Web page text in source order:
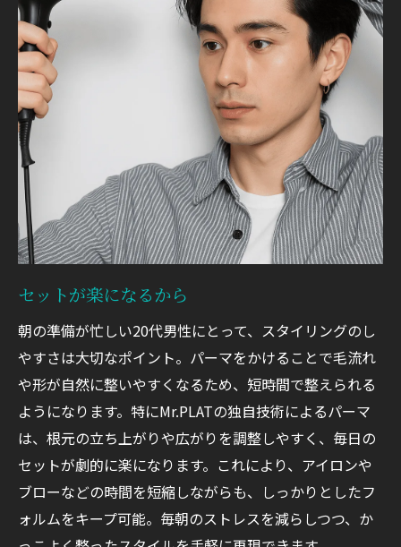
セットが楽になるから
朝の準備が忙しい20代男性にとって、スタイリングのし
やすさは大切なポイント。パーマをかけることで毛流れ
や形が自然に整いやすくなるため、短時間で整えられる
ようになります。特にMr.PLATの独自技術によるパーマ
は、根元の立ち上がりや広がりを調整しやすく、毎日の
セットが劇的に楽になります。これにより、アイロンや
ブローなどの時間を短縮しながらも、しっかりとしたフ
ォルムをキープ可能。毎朝のストレスを減らしつつ、か